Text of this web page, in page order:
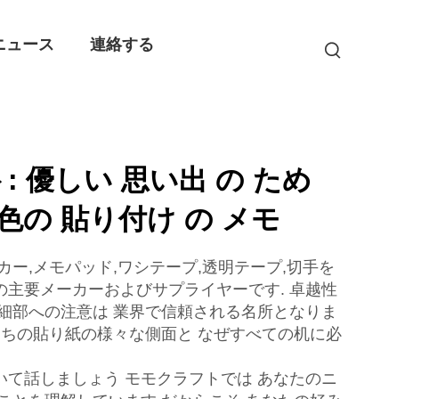
ュース 連絡する
優しい 思い出 の ため
の 貼り付け の メモ
ー,メモパッド,ワシテープ,透明テープ,切手を
主要メーカーおよびサプライヤーです. 卓越性
部への注意は 業界で信頼される名所となりま
の貼り紙の様々な側面と なぜすべての机に必
て話しましょう モモクラフトでは あなたのニ